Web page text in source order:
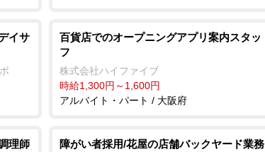
イサ
百貨店でのオープニングアプリ案内スタッ
フ
株式会社ハイファイブ
時給1,300円～1,600円
アルバイト・パート / 大阪府
理師
障がい者採用/花屋の店舗バックヤード業務